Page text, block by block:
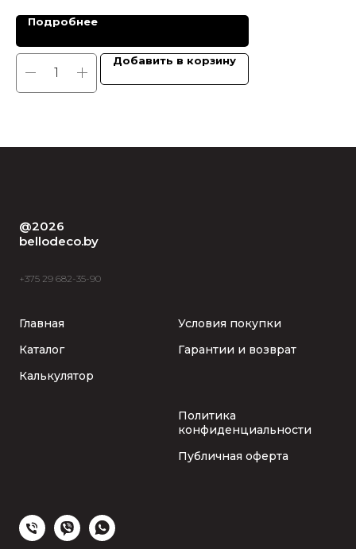
Подробнее
Добавить в корзину
@2026
bellodeco.by
+375 29 682-35-90
Главная
Каталог
Калькулятор
Условия покупки
Гарантии и возврат
Политика
конфиденциальности
Публичная оферта